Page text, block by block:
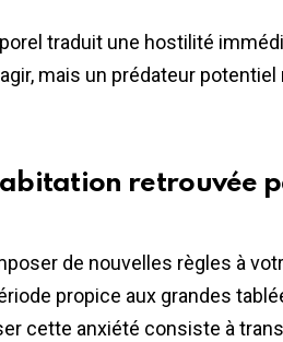
traduit une hostilité
mais un prédateur
retrouvée
de nouvelles règles à
propice aux grandes
cette anxiété consiste à